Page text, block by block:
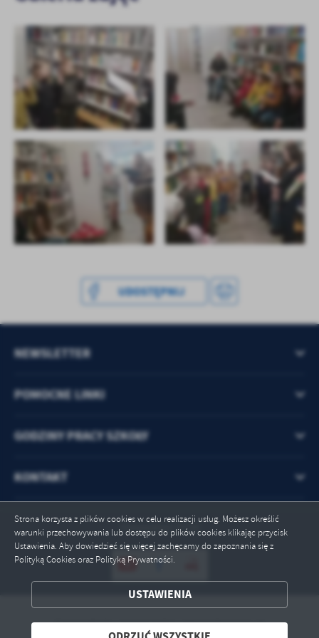
Strona korzysta z plików cookies w celu realizacji usług. Możesz określić
warunki przechowywania lub dostępu do plików cookies klikając przycisk
Ustawienia. Aby dowiedzieć się więcej zachęcamy do zapoznania się z
Polityką Cookies oraz Polityką Prywatności.
USTAWIENIA
ZAPISZ WYBRANE
ODRZUĆ WSZYSTKIE
UDOSTĘPNIJ
POMOCNE LINKI
NEWSLETTER
GODZINY PRACY SZKOŁY
KONTAKT
Odwiedzin: 9739
Copyright by spogorzeliny.gminachojnice.pl